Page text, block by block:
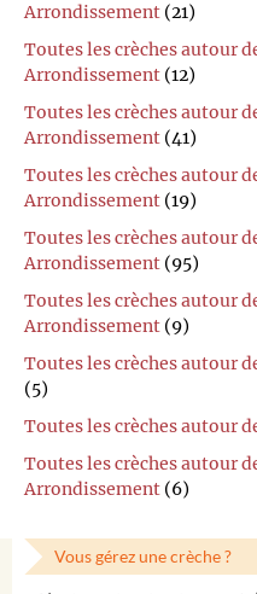
Arrondissement (21)
Toutes les crèches autour
Arrondissement (12)
Toutes les crèches autour
Arrondissement (41)
Toutes les crèches autour
Arrondissement (19)
Toutes les crèches autour
Arrondissement (95)
Toutes les crèches autour
Arrondissement (9)
Toutes les crèches autour
(5)
Toutes les crèches autour
Toutes les crèches autour
Arrondissement (6)
Vous gérez une crèche ?